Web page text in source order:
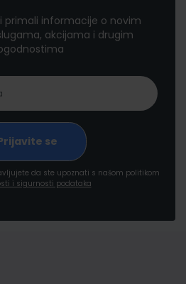
primali informacije o novim
akcijama i drugim
da ste upoznati s našom politikom
i sigurnosti podataka